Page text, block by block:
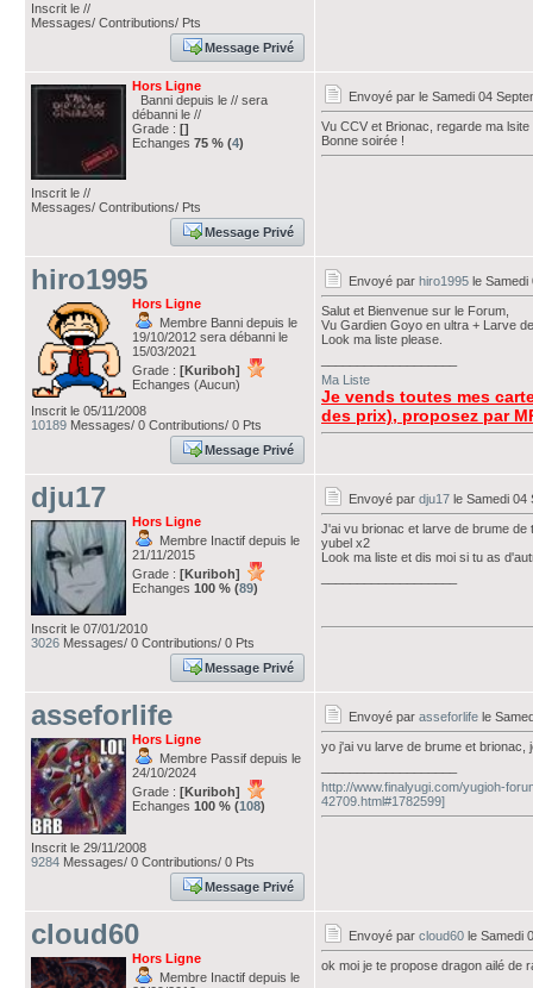
Inscrit le //
Messages/ Contributions/ Pts
Message Privé
Hors Ligne
Banni depuis le // sera
débanni le //
Grade : []
Echanges 75 % (4)
Inscrit le //
Messages/ Contributions/ Pts
Message Privé
Envoyé par le Samedi 04
Vu CCV et Brionac, regarde ma lsite
Bonne soirée !
hiro1995
Hors Ligne
Membre Banni depuis le
19/10/2012 sera débanni le
15/03/2021
Grade : [Kuriboh]
Echanges (Aucun)
Inscrit le 05/11/2008
10189 Messages/ 0 Contributions/ 0 Pts
Message Privé
Envoyé par hiro1995 le Samedi
Salut et Bienvenue sur le Forum,
Vu Gardien Goyo en ultra + Larve
Look ma liste please.
Ma Liste
Je vends toutes mes
des prix), proposez par
dju17
Hors Ligne
Membre Inactif depuis le
21/11/2015
Grade : [Kuriboh]
Echanges 100 % (89)
Inscrit le 07/01/2010
3026 Messages/ 0 Contributions/ 0 Pts
Message Privé
Envoyé par dju17 le Samedi 04
J'ai vu brionac et larve de brume de
yubel x2
Look ma liste et dis moi si tu as
asseforlife
Hors Ligne
Membre Passif depuis le
24/10/2024
Grade : [Kuriboh]
Echanges 100 % (108)
Inscrit le 29/11/2008
9284 Messages/ 0 Contributions/ 0 Pts
Message Privé
Envoyé par asseforlife le
yo j'ai vu larve de brume et brionac,
http://www.finalyugi.com/yugioh-
42709.html#1782599]
cloud60
Hors Ligne
Membre Inactif depuis le
Envoyé par cloud60 le Samedi
ok moi je te propose dragon ailé de